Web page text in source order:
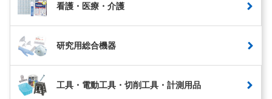
看護・医療・介護
研究用総合機器
工具・電動工具・切削工具・計測用品